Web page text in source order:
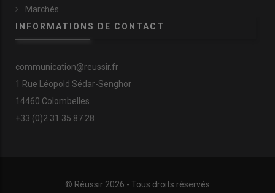
Marchés
INFORMATIONS DE CONTACT
communication@reussir.fr
1 Rue Léopold Sédar-Senghor
14460 Colombelles
+33 (0)2 31 35 87 28
© Réussir 2026 - Tous droits réservés